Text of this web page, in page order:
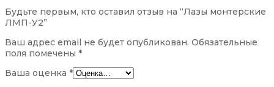
Будьте первым, кто оставил отзыв на “Лазы монтерские
ЛМП-У2”
Ваш адрес email не будет опубликован. Обязательные
поля помечены *
Ваша оценка *